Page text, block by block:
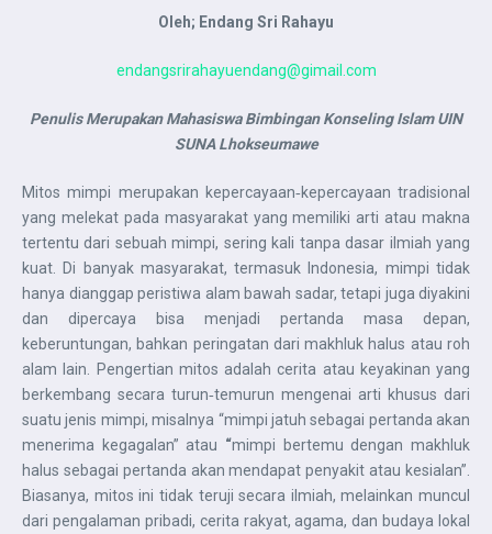
Oleh; Endang Sri Rahayu
endangsrirahayuendang@gimail.com
Penulis Merupakan Mahasiswa Bimbingan Konseling Islam UIN
SUNA Lhokseumawe
Mitos mimpi merupakan kepercayaan‑kepercayaan tradisional
yang melekat pada masyarakat yang memiliki arti atau makna
tertentu dari sebuah mimpi, sering kali tanpa dasar ilmiah yang
kuat. Di banyak masyarakat, termasuk Indonesia, mimpi tidak
hanya dianggap peristiwa alam bawah sadar, tetapi juga diyakini
dan dipercaya bisa menjadi pertanda masa depan,
keberuntungan, bahkan peringatan dari makhluk halus atau roh
alam lain. Pengertian mitos adalah cerita atau keyakinan yang
berkembang secara turun‑temurun mengenai arti khusus dari
suatu jenis mimpi, misalnya “mimpi jatuh sebagai pertanda akan
menerima kegagalan” atau “mimpi bertemu dengan makhluk
halus sebagai pertanda akan mendapat penyakit atau kesialan”.
Biasanya, mitos ini tidak teruji secara ilmiah, melainkan muncul
dari pengalaman pribadi, cerita rakyat, agama, dan budaya lokal